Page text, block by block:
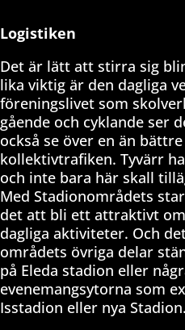
Logistiken
Det är lätt att stirra sig
lika viktig är den dagliga
föreningslivet som
gående och cyklande ser
också se över en än
kollektivtrafiken. Tyvärr
och inte bara här skall
Med Stadionområdets
det att bli ett attraktivt
dagliga aktiviteter. Och
områdets övriga delar
på Eleda stadion eller
evenemangsytorna som
Isstadion eller nya Stadion.